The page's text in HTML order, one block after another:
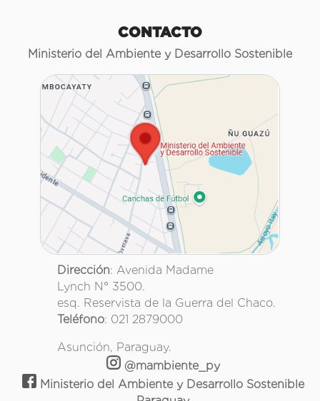
CONTACTO
Ministerio del Ambiente y Desarrollo Sostenible
Dirección: Avenida Madame
Lynch N° 3500.
esq. Reservista de la Guerra del Chaco.
Teléfono: 021 2879000
Asunción, Paraguay.
@mambiente_py
Ministerio del Ambiente y Desarrollo Sostenible